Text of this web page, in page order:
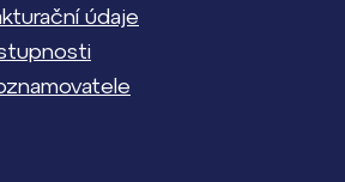
údaje